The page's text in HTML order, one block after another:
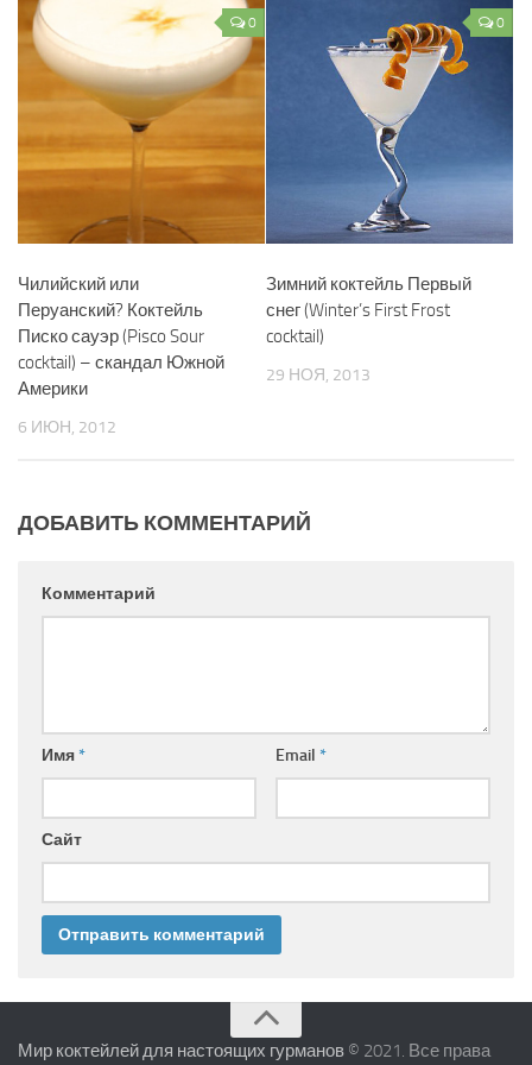
0
Чилийский или
Перуанский? Коктейль
Писко сауэр (Pisco Sour
cocktail) – скандал Южной
Америки
6 ИЮН, 2012
0
Зимний коктейль Первый
снег (Winter’s First Frost
cocktail)
29 НОЯ, 2013
ДОБАВИТЬ КОММЕНТАРИЙ
Комментарий
Имя* Email *
Сайт
Мир коктейлей для настоящих гурманов © 2021. Все права